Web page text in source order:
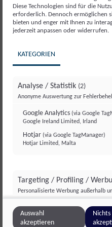
regelmäßige Tests
jedoch aufwändig und
Ein Labortest einer
200 Euro. Jede
Nahrungsmittel und
genaustens unter die
Herzlichen Dank!
(kurz: PRP) gelingt es
auf Obst und Gemüse
Supermärkte zu
Diese Technologien sind für die
erforderlich. Dennoch ermöglichen
bieten und enger mit Ihnen zu
jederzeit anpassen oder widerrufen.
KATEGORIEN
Analyse / Statistik (2)
Anonyme Auswertung zur
Google Analytics (via Google
Google Ireland Limited, Irland
Hotjar (via Google TagManager)
Hotjar Limited, Malta
Targeting / Profiling /
Personalisierte Werbung außerhalb
Meta Pixel(via Google
Meta Platforms Ireland Ltd., Irland
Auswahl
akzeptieren
Nichts